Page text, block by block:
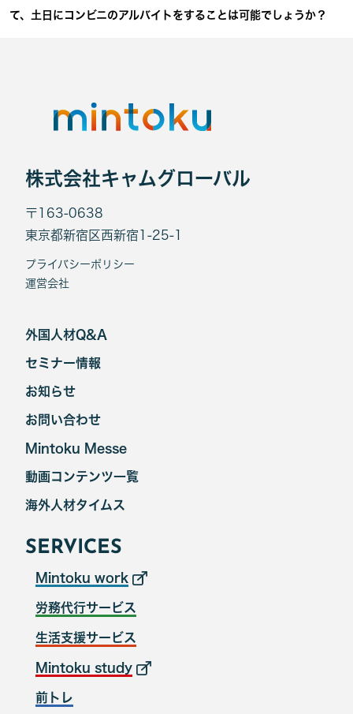
て、土日にコンビニのアルバイトをすることは可能でしょうか？
株式会社キャムグローバル
〒163-0638
東京都新宿区西新宿1-25-1
プライバシーポリシー
運営会社
外国人材Q&A
セミナー情報
お知らせ
お問い合わせ
Mintoku Messe
海外人材タイムス
動画コンテンツ一覧
SERVICES
Mintoku work
労務代行サービス
生活支援サービス
Mintoku study
前トレ